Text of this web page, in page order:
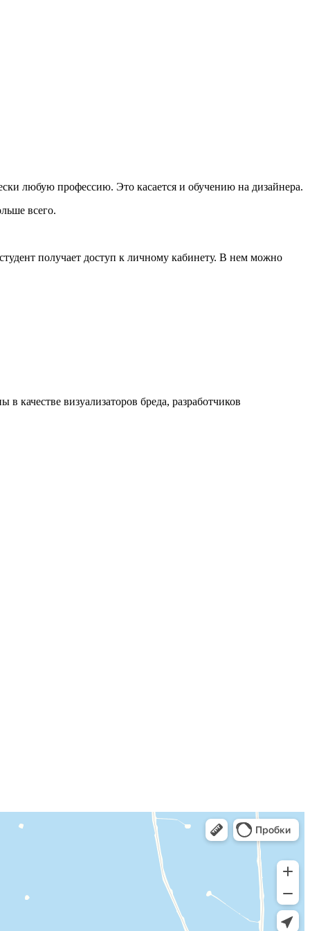
любую профессию. Это касается и обучению на дизайнера.
всего.
получает доступ к личному кабинету. В нем можно
качестве визуализаторов бреда, разработчиков